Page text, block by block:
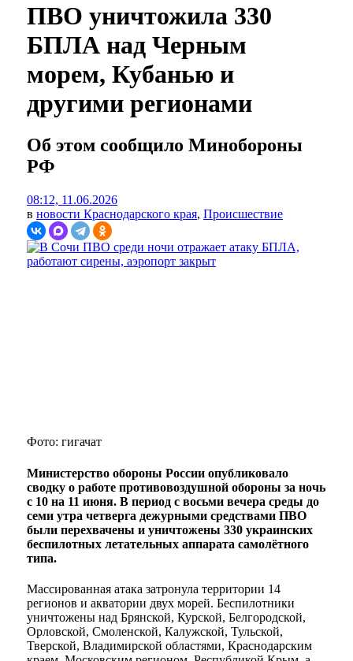
ПВО уничтожила 330
БПЛА над Черным
морем, Кубанью и
другими регионами
Об этом сообщило Минобороны
РФ
08:12, 11.06.2026
в новости Краснодарского края, Происшествие
Фото: гигачат
Министерство обороны России опубликовало
сводку о работе противовоздушной обороны за ночь
с 10 на 11 июня. В период с восьми вечера среды до
семи утра четверга дежурными средствами ПВО
были перехвачены и уничтожены 330 украинских
беспилотных летательных аппарата самолётного
типа.
Массированная атака затронула территории 14
регионов и акватории двух морей. Беспилотники
уничтожены над Брянской, Курской, Белгородской,
Орловской, Смоленской, Калужской, Тульской,
Тверской, Владимирской областями, Краснодарским